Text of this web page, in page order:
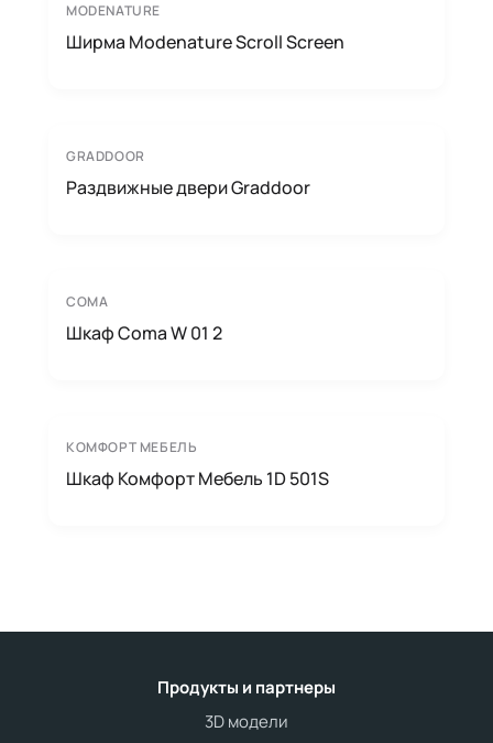
MODENATURE
Ширма Modenature Scroll Screen
GRADDOOR
Раздвижные двери Graddoor
COMA
Шкаф Coma W 01 2
КОМФОРТ МЕБЕЛЬ
Шкаф Комфорт Мебель 1D 501S
Продукты и партнеры
3D модели